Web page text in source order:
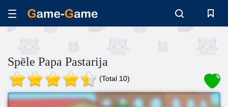
Spēle Papa Pastarija
(Total 10)